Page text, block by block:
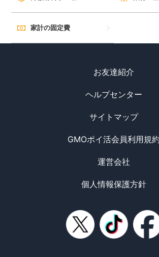
家計の固定費
お友達紹介
ヘルプセンター
サイトマップ
GMOポイ活会員利用規約
運営会社
個人情報保護方針